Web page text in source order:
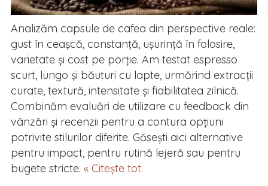
Analizăm capsule de cafea din perspective reale:
gust în ceașcă, constanță, ușurință în folosire,
varietate și cost pe porție. Am testat espresso
scurt, lungo și băuturi cu lapte, urmărind extracții
curate, textură, intensitate și fiabilitatea zilnică.
Combinăm evaluări de utilizare cu feedback din
vânzări și recenzii pentru a contura opțiuni
potrivite stilurilor diferite. Găsești aici alternative
pentru impact, pentru rutină lejeră sau pentru
bugete stricte. « Citește tot.